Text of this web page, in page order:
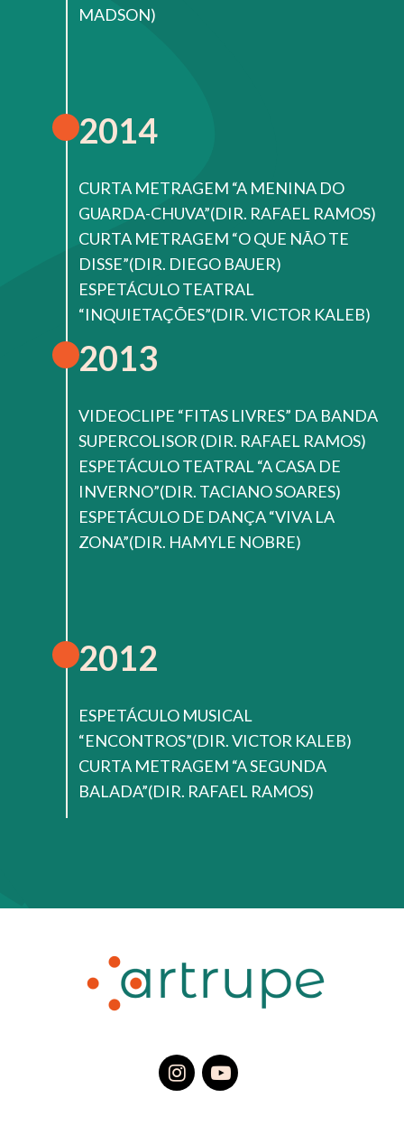
MADSON)
2014
CURTA METRAGEM “A MENINA DO
GUARDA-CHUVA”(DIR. RAFAEL RAMOS)
CURTA METRAGEM “O QUE NÃO TE
DISSE”(DIR. DIEGO BAUER)
ESPETÁCULO TEATRAL
“INQUIETAÇÕES”(DIR. VICTOR KALEB)
2013
VIDEOCLIPE “FITAS LIVRES” DA BANDA
SUPERCOLISOR (DIR. RAFAEL RAMOS)
ESPETÁCULO TEATRAL “A CASA DE
INVERNO”(DIR. TACIANO SOARES)
ESPETÁCULO DE DANÇA “VIVA LA
ZONA”(DIR. HAMYLE NOBRE)
2012
ESPETÁCULO MUSICAL
“ENCONTROS”(DIR. VICTOR KALEB)
CURTA METRAGEM “A SEGUNDA
BALADA”(DIR. RAFAEL RAMOS)